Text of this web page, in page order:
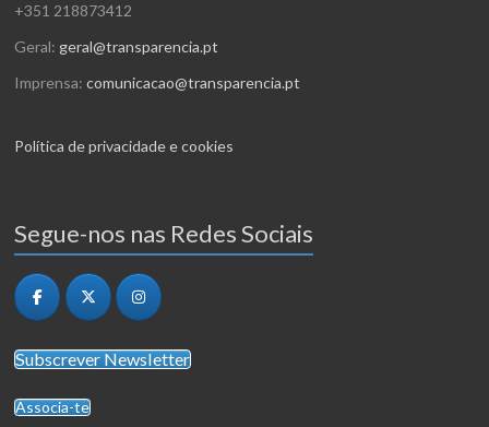
+351 218873412
Geral: geral@transparencia.pt
Imprensa:comunicacao@transparencia.pt
Política de privacidade e cookies
Segue-nos nas Redes Sociais
Subscrever Newsletter
Associa-te